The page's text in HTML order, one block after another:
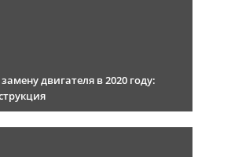
двигателя в 2020 году: